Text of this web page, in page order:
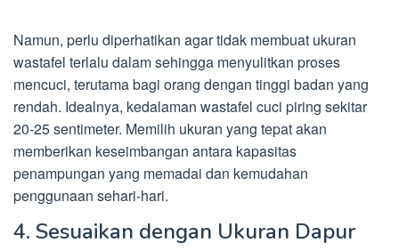
Namun, perlu diperhatikan agar tidak membuat ukuran
wastafel terlalu dalam sehingga menyulitkan proses
mencuci, terutama bagi orang dengan tinggi badan yang
rendah. Idealnya, kedalaman wastafel cuci piring sekitar
20-25 sentimeter. Memilih ukuran yang tepat akan
memberikan keseimbangan antara kapasitas
penampungan yang memadai dan kemudahan
penggunaan sehari-hari.
4. Sesuaikan dengan Ukuran Dapur